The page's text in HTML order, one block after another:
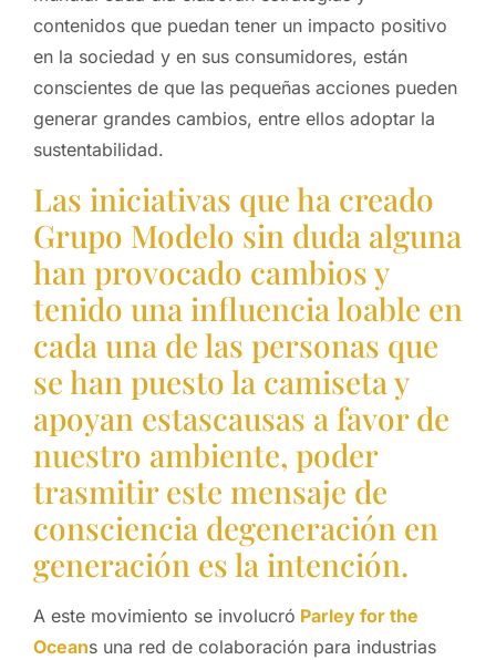
contenidos que puedan tener un impacto positivo
en la sociedad y en sus consumidores, están
conscientes de que las pequeñas acciones pueden
generar grandes cambios, entre ellos adoptar la
sustentabilidad.
Las iniciativas que ha creado
Grupo Modelo sin duda alguna
han provocado cambios y
tenido una influencia loable en
cada una de las personas que
se han puesto la camiseta y
apoyan estascausas a favor de
nuestro ambiente, poder
trasmitir este mensaje de
consciencia degeneración en
generación es la intención.
A este movimiento se involucró Parley for the
Oceans una red de colaboración para industrias